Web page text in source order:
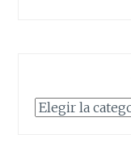
Categorías